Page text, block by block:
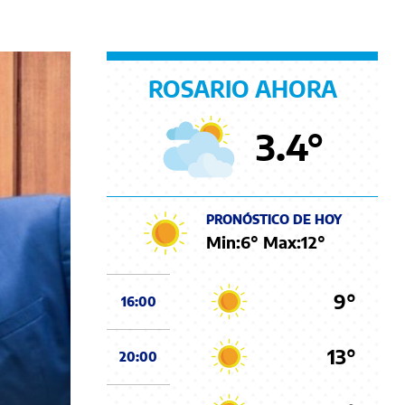
ROSARIO AHORA
3.4°
PRONÓSTICO DE HOY
Min:6° Max:12°
16:00 9°
20:00 13°